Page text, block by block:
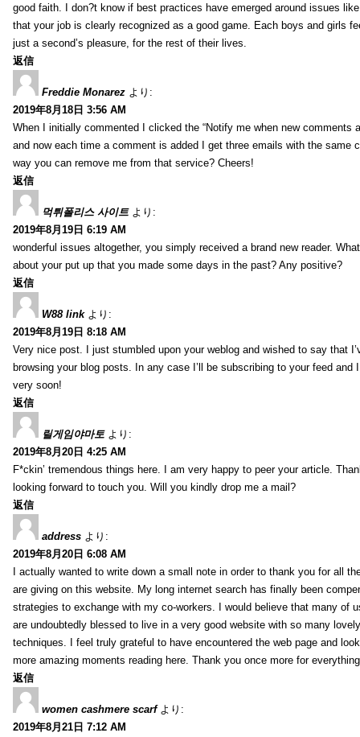
good faith. I don?t know if best practices have emerged around issues
that your job is clearly recognized as a good game. Each boys and girls
just a second’s pleasure, for the rest of their lives.
返信
Freddie Monarez より:
2019年8月18日 3:56 AM
When I initially commented I clicked the “Notify me when new comments
and now each time a comment is added I get three emails with the same
way you can remove me from that service? Cheers!
返信
먹튀폴리스 사이트 より:
2019年8月19日 6:19 AM
wonderful issues altogether, you simply received a brand new reader.
about your put up that you made some days in the past? Any positive?
返信
W88 link より:
2019年8月19日 8:18 AM
Very nice post. I just stumbled upon your weblog and wished to say that
browsing your blog posts. In any case I’ll be subscribing to your feed and
very soon!
返信
릴게임야마토 より:
2019年8月20日 4:25 AM
F*ckin’ tremendous things here. I am very happy to peer your article.
looking forward to touch you. Will you kindly drop me a mail?
返信
address より:
2019年8月20日 6:08 AM
I actually wanted to write down a small note in order to thank you for all
are giving on this website. My long internet search has finally been
strategies to exchange with my co-workers. I would believe that many of
are undoubtedly blessed to live in a very good website with so many
techniques. I feel truly grateful to have encountered the web page and
more amazing moments reading here. Thank you once more for
返信
women cashmere scarf より:
2019年8月21日 7:12 AM